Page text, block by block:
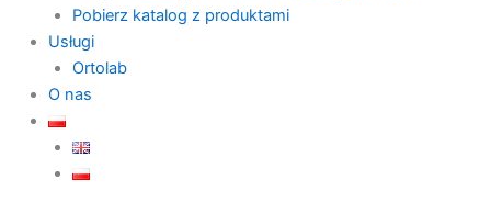
Pobierz katalog z produktami
Usługi
Ortolab
O nas